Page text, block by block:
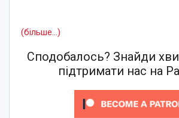
(більше…)
Сподобалось? Знайди
підтримати нас на